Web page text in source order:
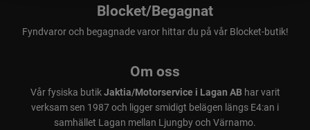
Blocket/Begagnat
Fyndvaror och begagnade varor hittar du på vår Blocket-butik!
Om oss
Vår fysiska butikJaktia/Motorservice i Lagan ABhar varit
verksam sen 1987 och ligger smidigt belägen längs E4:an i
samhället Lagan mellan Ljungby och Värnamo.